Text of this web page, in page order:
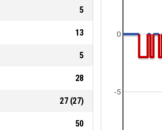
5
13
5
28
27 (27)
50
0
-5